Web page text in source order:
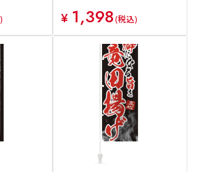
¥ 1,398(税込)